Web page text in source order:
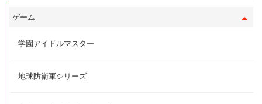
ゲーム
学園アイドルマスター
地球防衛軍シリーズ